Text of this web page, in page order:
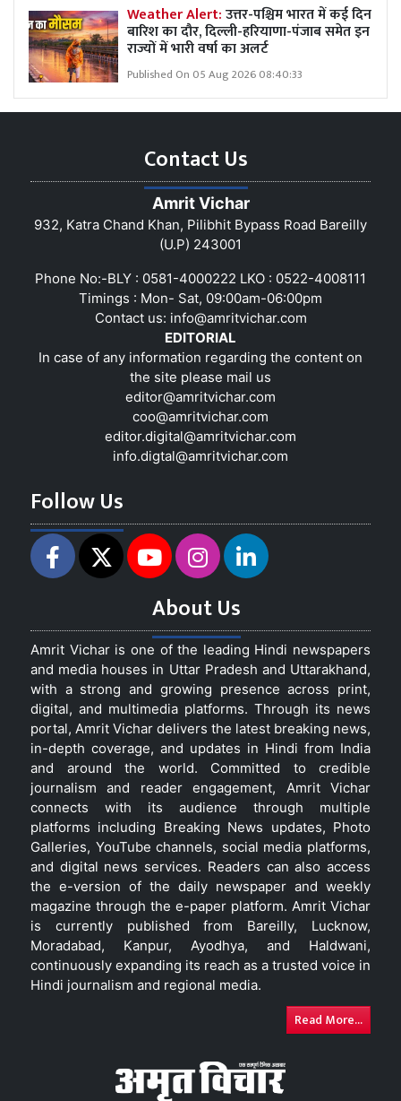
Weather Alert:उत्तर-पश्चिम भारत में कई दिन
बारिश का दौर, दिल्ली-हरियाणा-पंजाब समेत इन
राज्यों में भारी वर्षा का अलर्ट
Published On 05 Aug 2026 08:40:33
Contact Us
Amrit Vichar
932, Katra Chand Khan, Pilibhit Bypass Road Bareilly
(U.P) 243001
Phone No:-BLY : 0581-4000222 LKO : 0522-4008111
Timings : Mon- Sat, 09:00am-06:00pm
Contact us: info@amritvichar.com
EDITORIAL
In case of any information regarding the content on
the site please mail us
editor@amritvichar.com
coo@amritvichar.com
editor.digital@amritvichar.com
info.digtal@amritvichar.com
Follow Us
About Us
Amrit Vichar is one of the leading Hindi newspapers
and media houses in Uttar Pradesh and Uttarakhand,
with a strong and growing presence across print,
digital, and multimedia platforms. Through its news
portal, Amrit Vichar delivers the latest breaking news,
in-depth coverage, and updates in Hindi from India
and around the world. Committed to credible
journalism and reader engagement, Amrit Vichar
connects with its audience through multiple
platforms including Breaking News updates, Photo
Galleries, YouTube channels, social media platforms,
and digital news services. Readers can also access
the e-version of the daily newspaper and weekly
magazine through the e-paper platform. Amrit Vichar
is currently published from Bareilly, Lucknow,
Moradabad, Kanpur, Ayodhya, and Haldwani,
continuously expanding its reach as a trusted voice in
Hindi journalism and regional media.
Read More...